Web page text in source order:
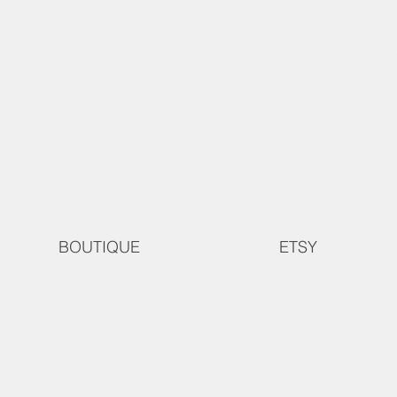
BOUTIQUE ETSY